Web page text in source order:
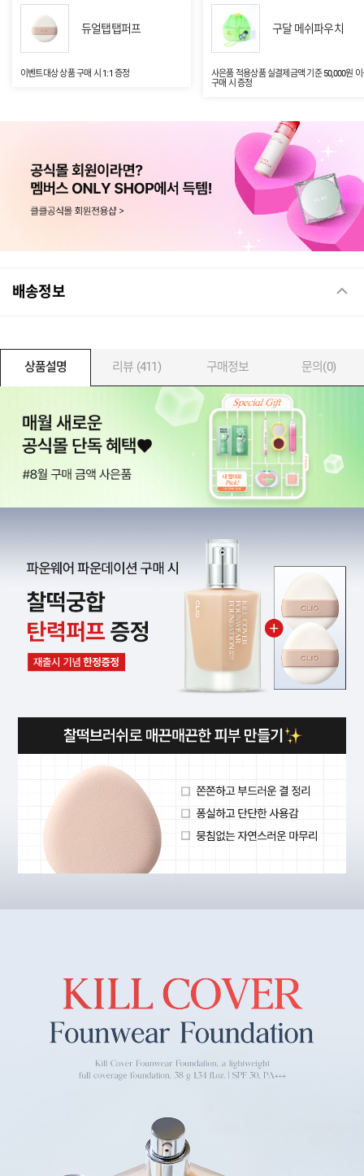
듀얼탭탭퍼프
이벤트대상 상품 구매 시 1:1 증정
구달 메쉬파우치
사은품 적용상품 실결제금액 기준 50,000원 이
구매 시 증정
배송정보
상품설명 리뷰 (411) 구매정보 문의(0)